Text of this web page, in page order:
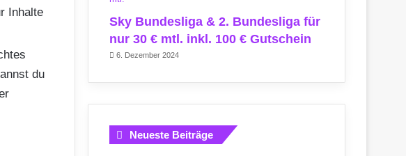
Inhalte
du
Sky Bundesliga & 2. Bundesliga für
nur 30 € mtl. inkl. 100 € Gutschein
6. Dezember 2024
Neueste Beiträge